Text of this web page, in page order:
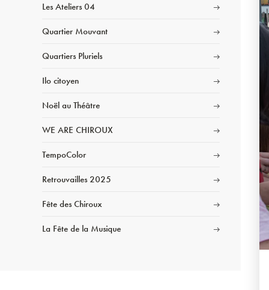
Les Ateliers 04
Quartier Mouvant
Quartiers Pluriels
Ilo citoyen
Noël au Théâtre
WE ARE CHIROUX
TempoColor
Retrouvailles 2025
Fête des Chiroux
La Fête de la Musique